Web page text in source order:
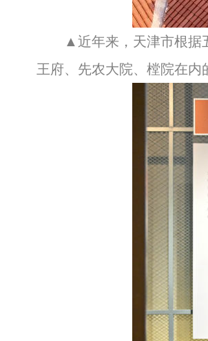
▲近年来，天津市根据
王府、先农大院、樘院在内